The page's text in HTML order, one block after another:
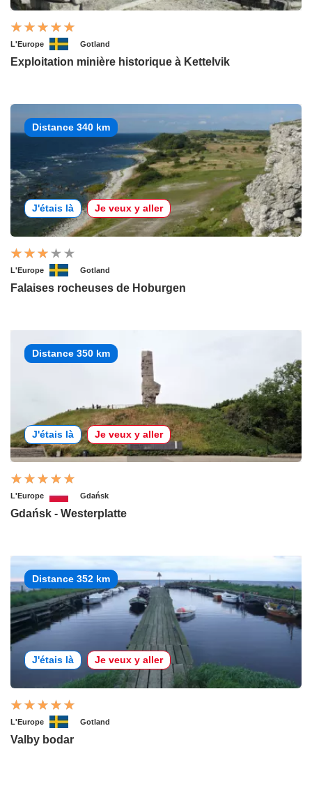
L'Europe Gotland
Exploitation minière historique à Kettelvik
Distance 340 km
J'étais là Je veux y aller
L'Europe Gotland
Falaises rocheuses de Hoburgen
Distance 350 km
J'étais là Je veux y aller
L'Europe Gdańsk
Gdańsk - Westerplatte
Distance 352 km
J'étais là Je veux y aller
L'Europe Gotland
Valby bodar